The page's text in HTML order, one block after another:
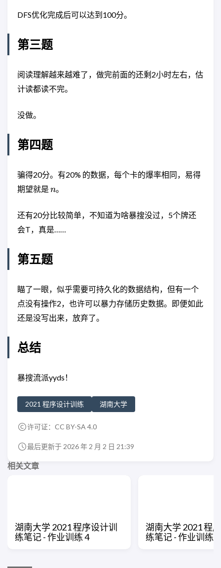
DFS优化完成后可以达到100分。
第三题
阅读理解越来越难了，做完前面的还剩2小时左右，估
计读都读不完。
没做。
第四题
骗得20分。有20% 的数据，每个卡的爆率相同，易得
期望就是 n
n。
还有20分比较简单，不知道为啥暴搜没过，5个牌还
会T，真是……
第五题
瞄了一眼，似乎需要可持久化的数据结构，但有一个
点没有操作2，也许可以暴力存储历史数据。即便如此
还是没写出来，放弃了。
总结
暴搜流派yyds！
2021 程序设计训练 湖南大学
许可证： CC BY-SA 4.0
最后更新于 2026 年 2 月 2 日 21:39
相关文章
湖南大学 2021 程序设计训
练笔记 - 作业训练 4
湖南大学 2021 程
练笔记 - 作业训练 3